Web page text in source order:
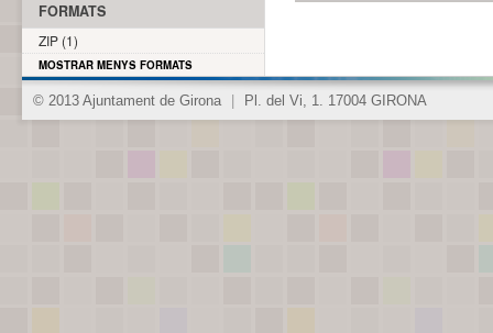
FORMATS
ZIP (1)
MOSTRAR MENYS FORMATS
© 2013 Ajuntament de Girona Pl. del Vi, 1. 17004 GIRONA